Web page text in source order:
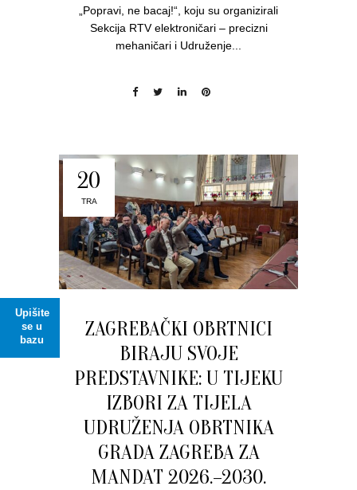
Upišite
se u
bazu
„Popravi, ne bacaj!“, koju su organizirali
Sekcija RTV elektroničari – precizni
mehaničari i Udruženje...
20
TRA
ZAGREBAČKI OBRTNICI
BIRAJU SVOJE
PREDSTAVNIKE: U TIJEKU
IZBORI ZA TIJELA
UDRUŽENJA OBRTNIKA
GRADA ZAGREBA ZA
MANDAT 2026.–2030.